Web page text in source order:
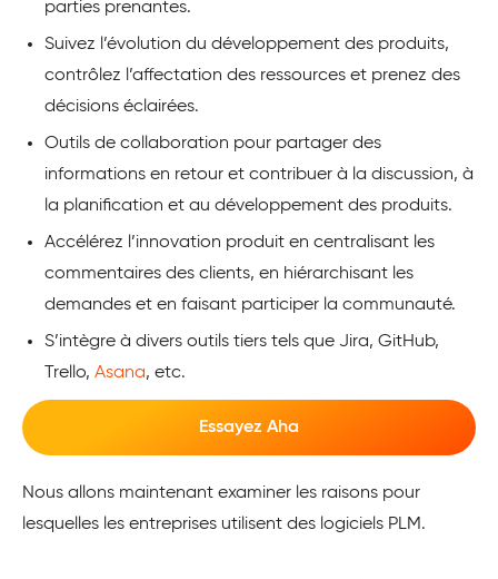
parties prenantes.
Suivez l’évolution du développement des produits,
contrôlez l’affectation des ressources et prenez des
décisions éclairées.
Outils de collaboration pour partager des
informations en retour et contribuer à la discussion, à
la planification et au développement des produits.
Accélérez l’innovation produit en centralisant les
commentaires des clients, en hiérarchisant les
demandes et en faisant participer la communauté.
S’intègre à divers outils tiers tels que Jira, GitHub,
Trello, Asana, etc.
Essayez Aha
Nous allons maintenant examiner les raisons pour
lesquelles les entreprises utilisent des logiciels PLM.